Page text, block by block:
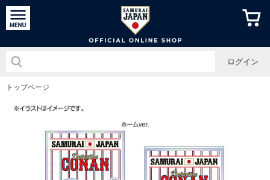
侍ジャパ
ログイン
トップページ